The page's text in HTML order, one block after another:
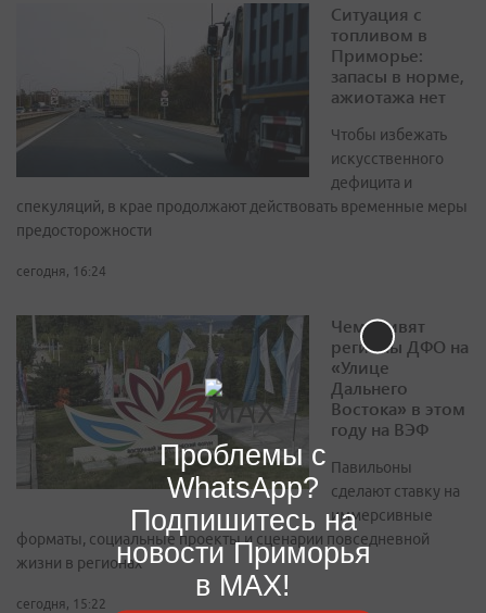
Ситуация с
топливом в
Приморье:
запасы в норме,
ажиотажа нет
Чтобы избежать
искусственного
дефицита и
спекуляций, в крае продолжают действовать временные меры
предосторожности
сегодня, 16:24
Чем удивят
регионы ДФО на
«Улице
Дальнего
Востока» в этом
году на ВЭФ
Павильоны
сделают ставку на
иммерсивные
форматы, социальные проекты и сценарии повседневной
жизни в регионах
сегодня, 15:22
Проблемы с
WhatsApp?
Подпишитесь на
новости Приморья
в MAX!